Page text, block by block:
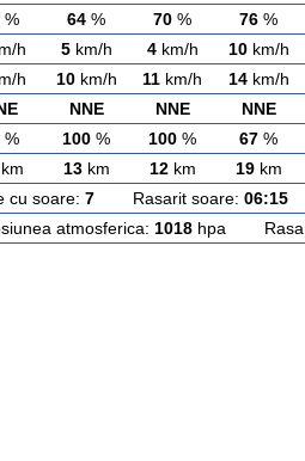
% 64 % 70 % 76 %
h 5km/h 4km/h 10km/h
h 10km/h 11 km/h 14km/h
NNE NNE NNE
% 100 % 100 % 67 %
13km 12km 19km
cu soare: 7Rasarit soare: 06:15
atmosferica: 1018hpa